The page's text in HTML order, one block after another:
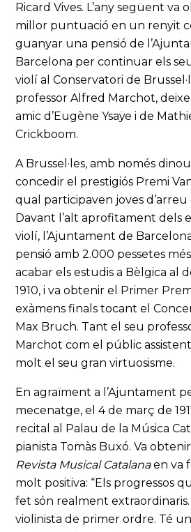
Ricard Vives. L’any següent va
millor puntuació en un renyit
guanyar una pensió de
Barcelona per continuar els
violí al Conservatori de
professor Alfred Marchot,
amic d’Eugène Ysaÿe i de
Crickboom.
A Brussel·les, amb només
concedir el prestigiós Premi
qual participaven joves d’arreu
Davant l’alt aprofitament dels
violí, l’Ajuntament de
pensió amb 2.000 pessetes
acabar els estudis a Bèlgica al
1910, i va obtenir el Primer
exàmens finals tocant el
Max Bruch. Tant el seu
Marchot com el públic
molt el seu gran virtuosisme.
En agraïment a l’Ajuntament
mecenatge, el 4 de març de
recital al Palau de la Música
pianista Tomàs Buxó. Va
Revista Musical Catalanaen va
molt positiva: “Els progressos
fet són realment extraordinaris.
violinista de primer ordre. Té